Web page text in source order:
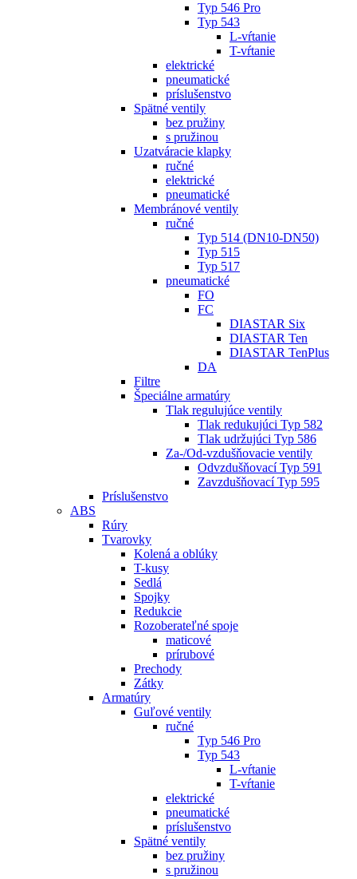
Typ 546 Pro
Typ 543
L-vŕtanie
T-vŕtanie
elektrické
pneumatické
príslušenstvo
Spätné ventily
bez pružiny
s pružinou
Uzatváracie klapky
ručné
elektrické
pneumatické
Membránové ventily
ručné
Typ 514 (DN10-DN50)
Typ 515
Typ 517
pneumatické
FO
FC
DIASTAR Six
DIASTAR Ten
DIASTAR TenPlus
DA
Filtre
Špeciálne armatúry
Tlak regulujúce ventily
Tlak redukujúci Typ 582
Tlak udržujúci Typ 586
Za-/Od-vzdušňovacie ventily
Odvzdušňovací Typ 591
Zavzdušňovací Typ 595
Príslušenstvo
ABS
Rúry
Tvarovky
Kolená a oblúky
T-kusy
Sedlá
Spojky
Redukcie
Rozoberateľné spoje
maticové
prírubové
Prechody
Zátky
Armatúry
Guľové ventily
ručné
Typ 546 Pro
Typ 543
L-vŕtanie
T-vŕtanie
elektrické
pneumatické
príslušenstvo
Spätné ventily
bez pružiny
s pružinou